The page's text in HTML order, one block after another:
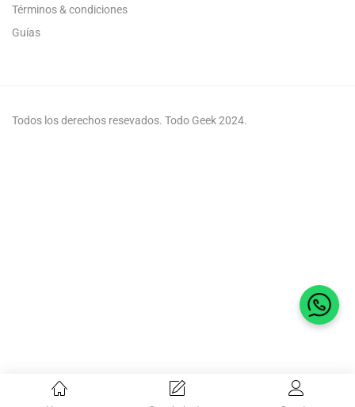
Términos & condiciones
Guías
Todos los derechos resevados. Todo Geek 2024.
Habla